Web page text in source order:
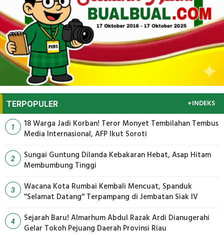
TERPOPULER +INDEKS
1
18 Warga Jadi Korban! Teror Monyet Tembilahan Tembus
Media Internasional, AFP Ikut Soroti
2
Sungai Guntung Dilanda Kebakaran Hebat, Asap Hitam
Membumbung Tinggi
3
Wacana Kota Rumbai Kembali Mencuat, Spanduk
''Selamat Datang'' Terpampang di Jembatan Siak IV
4
Sejarah Baru! Almarhum Abdul Razak Ardi Dianugerahi
Gelar Tokoh Pejuang Daerah Provinsi Riau